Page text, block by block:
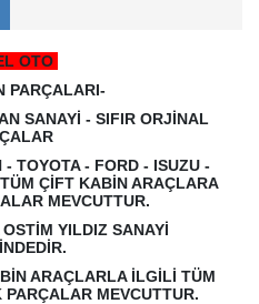
OTO
PARÇALARI-
SANAYİ - SIFIR ORJİNAL
TOYOTA - FORD - ISUZU -
ÇİFT KABİN ARAÇLARA
MEVCUTTUR.
YILDIZ SANAYİ
ARAÇLARLA İLGİLİ TÜM
MEVCUTTUR.